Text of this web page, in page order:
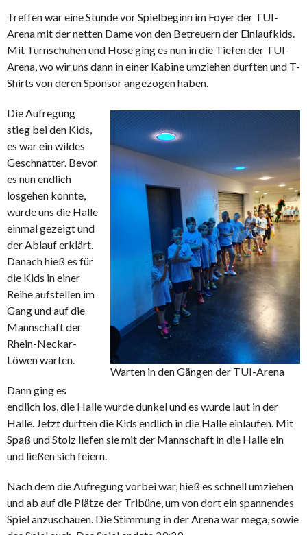
Treffen war eine Stunde vor Spielbeginn im Foyer der TUI-
Arena mit der netten Dame von den Betreuern der Einlaufkids.
Mit Turnschuhen und Hose ging es nun in die Tiefen der TUI-
Arena, wo wir uns dann in einer Kabine umziehen durften und T-
Shirts von deren Sponsor angezogen haben.
Warten in den Gängen der TUI-Arena
Die Aufregung
stieg bei den Kids,
es war ein wildes
Geschnatter. Bevor
es nun endlich
losgehen konnte,
wurde uns die Halle
einmal gezeigt und
der Ablauf erklärt.
Danach hieß es für
die Kids in einer
Reihe aufstellen im
Gang und auf die
Mannschaft der
Rhein-Neckar-
Löwen warten.
Dann ging es
endlich los, die Halle wurde dunkel und es wurde laut in der
Halle. Jetzt durften die Kids endlich in die Halle einlaufen. Mit
Spaß und Stolz liefen sie mit der Mannschaft in die Halle ein
und ließen sich feiern.
Nach dem die Aufregung vorbei war, hieß es schnell umziehen
und ab auf die Plätze der Tribüne, um von dort ein spannendes
Spiel anzuschauen. Die Stimmung in der Arena war mega, sowie